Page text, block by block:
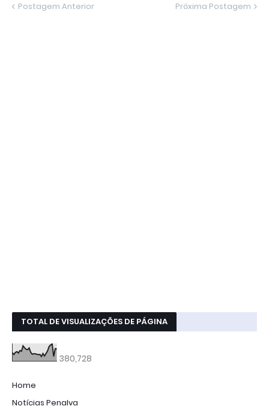
Postagem Anterior Próxima Postagem
TOTAL DE VISUALIZAÇÕES DE PÁGINA
380,728
Home
Notícias Penalva